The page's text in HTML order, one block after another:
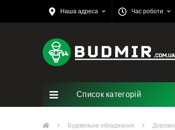
Наша адреса Час роботи
Список категорій
Будівельне обладнання